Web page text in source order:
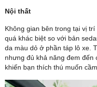
Nội thất
Không gian bên trong tại vị trí
quá khác biệt so với bản
da màu dỏ ở phần táp lô xe.
nhưng đủ khả năng đem đến
khiến bạn thích thú muốn